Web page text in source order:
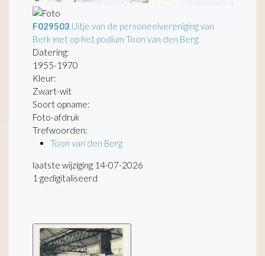
F029503 Uitje van de personeelvereniging van
Berk met op het podium Toon van den Berg.
Datering:
1955-1970
Kleur:
Zwart-wit
Soort opname:
Foto-afdruk
Trefwoorden:
Toon van den Berg
laatste wijziging 14-07-2026
1 gedigitaliseerd